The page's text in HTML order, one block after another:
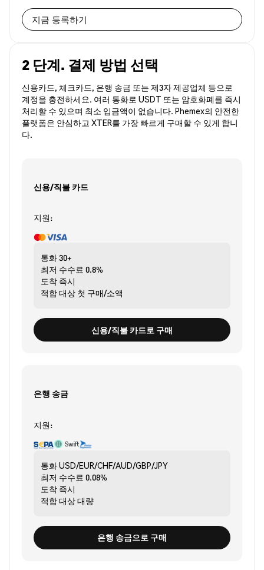
지금 등록하기
2 단계. 결제 방법 선택
신용카드, 체크카드, 은행 송금 또는 제3자 제공업체 등으로
계정을 충전하세요. 여러 통화로 USDT 또는 암호화폐를 즉시
처리할 수 있으며 최소 입금액이 없습니다. Phemex의 안전한
플랫폼은 안심하고 XTER를 가장 빠르게 구매할 수 있게 합니
다.
신용/직불 카드
지원:
통화30+
최저 수수료 0.8%
도착 즉시
적합 대상 첫 구매/소액
신용/직불 카드로 구매
은행 송금
지원:
통화USD/EUR/CHF/AUD/GBP/JPY
최저 수수료 0.08%
도착 즉시
적합 대상대량
은행 송금으로 구매